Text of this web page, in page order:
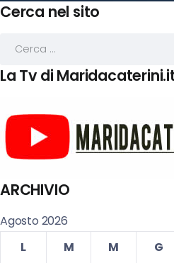
Cerca nel sito
La Tv di
ARCHIVIO
Agosto 2026
L
M M G